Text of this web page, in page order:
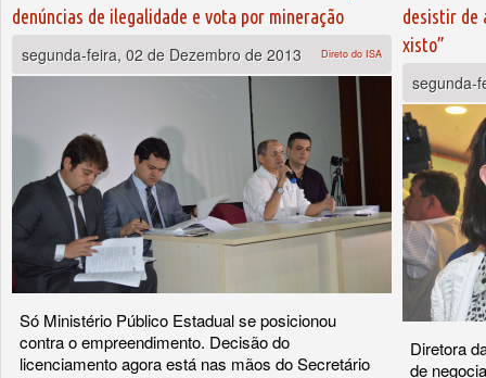
denúncias de ilegalidade e vota por mineração
segunda-feira, 02 de Dezembro de 2013
Direto do ISA
Só Ministério Público Estadual se posicionou
contra o empreendimento. Decisão do
licenciamento agora está nas mãos do Secretário
desistir de
xisto”
segunda-
Diretora
de